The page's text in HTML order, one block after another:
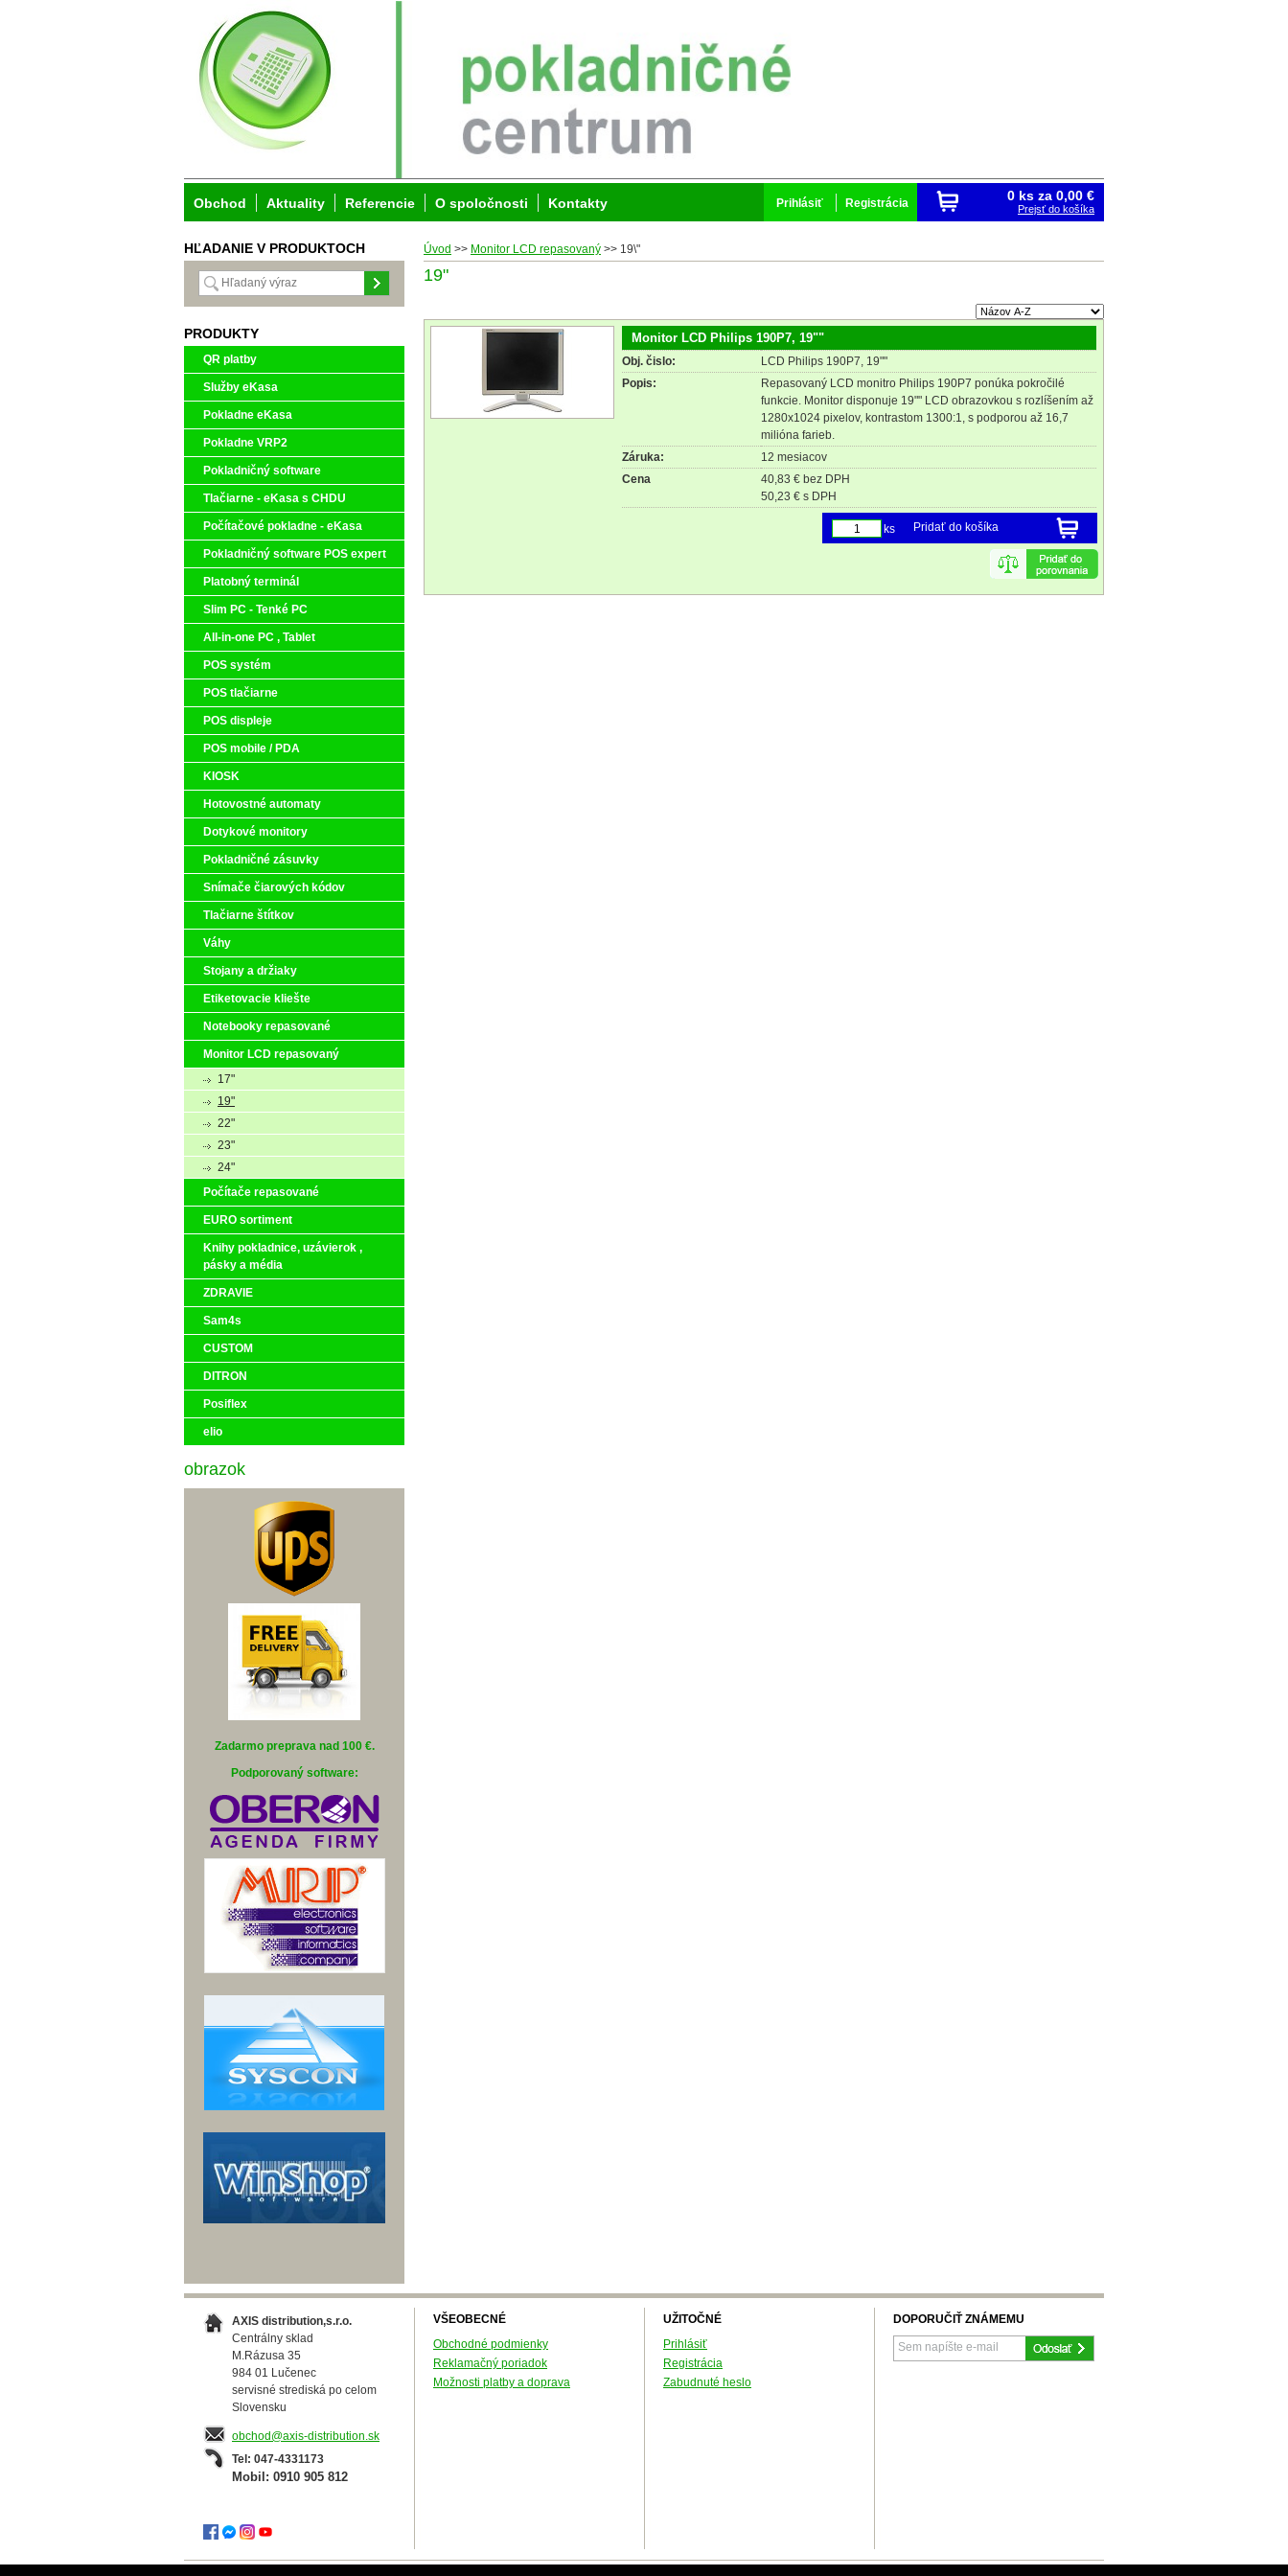
Úvod >> Monitor LCD repasovaný >> 19\"
19"
Monitor LCD Philips 190P7, 19""
Obj. čislo:
LCD Philips 190P7, 19""
Popis:
Repasovaný LCD monitro Philips 190P7 ponúka pokročilé
funkcie. Monitor disponuje 19"" LCD obrazovkou s rozlíšením až
1280x1024 pixelov, kontrastom 1300:1, s podporou až 16,7
milióna farieb.
Záruka:
12 mesiacov
Cena
40,83 € bez DPH
50,23 € s DPH
Pridať do košíka
ks
HĽADANIE V PRODUKTOCH
PRODUKTY
QR platby
Služby eKasa
Pokladne eKasa
Pokladne VRP2
Pokladničný software
Tlačiarne - eKasa s CHDU
Počítačové pokladne - eKasa
Pokladničný software POS expert
Platobný terminál
Slim PC - Tenké PC
All-in-one PC , Tablet
POS systém
POS tlačiarne
POS displeje
POS mobile / PDA
KIOSK
Hotovostné automaty
Dotykové monitory
Pokladničné zásuvky
Snímače čiarových kódov
Tlačiarne štítkov
Váhy
Stojany a držiaky
Etiketovacie kliešte
Notebooky repasované
Monitor LCD repasovaný
17"
19"
22"
23"
24"
Počítače repasované
EURO sortiment
Knihy pokladnice, uzávierok ,
pásky a média
ZDRAVIE
Sam4s
CUSTOM
DITRON
Posiflex
elio
obrazok
Zadarmo preprava nad 100 €.
Podporovaný software:
AXIS distribution,s.r.o.
Centrálny sklad
M.Rázusa 35
984 01 Lučenec
servisné strediská po celom
Slovensku
obchod@axis-distribution.sk
Tel: 047-4331173
Mobil: 0910 905 812
VŠEOBECNÉ
Obchodné podmienky
Reklamačný poriadok
Možnosti platby a doprava
UŽITOČNÉ
Prihlásiť
Registrácia
Zabudnuté heslo
DOPORUČIŤ ZNÁMEMU
Obchod Aktuality Referencie O spoločnosti Kontakty Prihlásiť Registrácia 0 ks za 0,00 €
Prejsť do košíka